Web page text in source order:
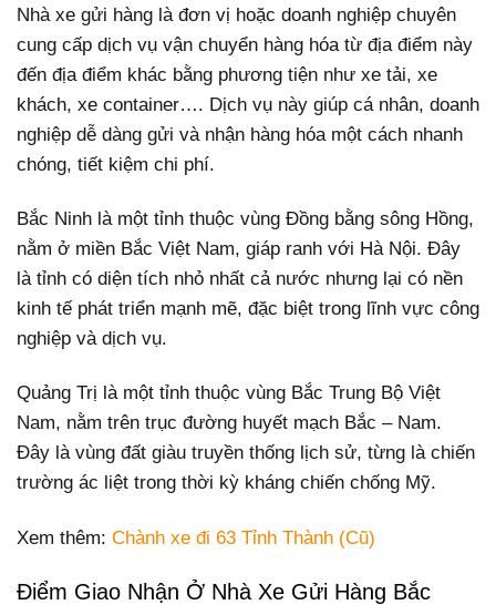
Nhà xe gửi hàng là đơn vị hoặc doanh nghiệp chuyên
cung cấp dịch vụ vận chuyển hàng hóa từ địa điểm này
đến địa điểm khác bằng phương tiện như xe tải, xe
khách, xe container…. Dịch vụ này giúp cá nhân, doanh
nghiệp dễ dàng gửi và nhận hàng hóa một cách nhanh
chóng, tiết kiệm chi phí.
Bắc Ninh là một tỉnh thuộc vùng Đồng bằng sông Hồng,
nằm ở miền Bắc Việt Nam, giáp ranh với Hà Nội. Đây
là tỉnh có diện tích nhỏ nhất cả nước nhưng lại có nền
kinh tế phát triển mạnh mẽ, đặc biệt trong lĩnh vực công
nghiệp và dịch vụ.
Quảng Trị là một tỉnh thuộc vùng Bắc Trung Bộ Việt
Nam, nằm trên trục đường huyết mạch Bắc – Nam.
Đây là vùng đất giàu truyền thống lịch sử, từng là chiến
trường ác liệt trong thời kỳ kháng chiến chống Mỹ.
Xem thêm: Chành xe đi 63 Tỉnh Thành (Cũ)
Điểm Giao Nhận Ở Nhà Xe Gửi Hàng Bắc